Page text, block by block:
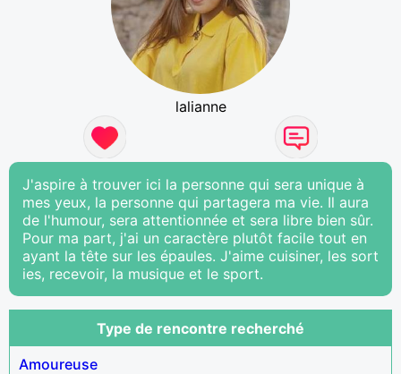
lalianne
J'aspire à trouver ici la personne qui sera unique à
mes yeux, la personne qui partagera ma vie. Il aura
de l'humour, sera attentionnée et sera libre bien sûr.
Pour ma part, j'ai un caractère plutôt facile tout en
ayant la tête sur les épaules. J'aime cuisiner, les sort
ies, recevoir, la musique et le sport.
Type de rencontre recherché
Amoureuse